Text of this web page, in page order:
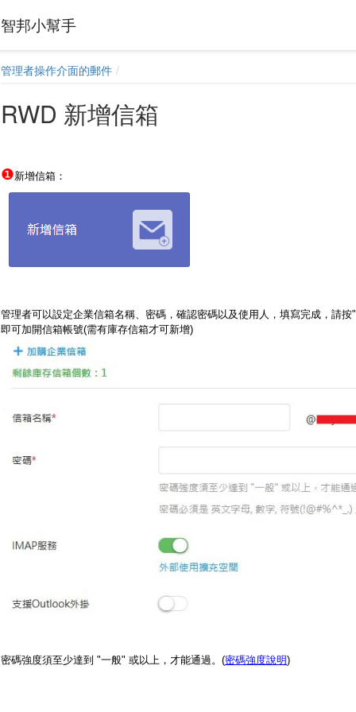
智邦小幫手
管理者操作介面的郵件
RWD 新增信箱
❶新增信箱：
管理者可以設定企業信箱名稱、密碼，確認密碼以及使用人，填寫完成，請按"
即可加開信箱帳號(需有庫存信箱才可新增)
密碼強度須至少達到 "一般" 或以上，才能通過。(密碼強度說明)